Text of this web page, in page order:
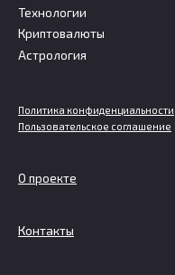
Технологии
Криптовалюты
Астрология
Политика конфиденциальности
Пользовательское соглашение
О проекте
Контакты